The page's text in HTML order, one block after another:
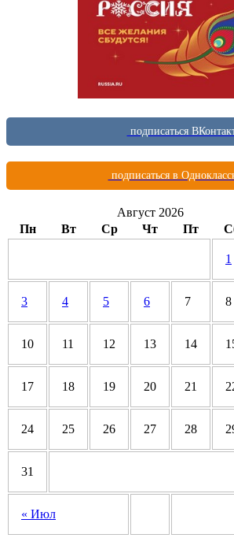
подписаться
подписаться в
Август 2026
Пн
Вт Ср Чт Пт
« Июл
1
3 4 5 6 7 8
10 11 12 13 14
17 18 19 20 21
24 25 26 27 28
31